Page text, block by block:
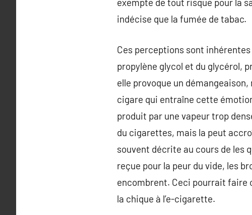
indécise que la fumée de tabac.
Ces perceptions sont
propylène glycol et du glycérol,
elle provoque un
cigare qui entraîne cette
produit par une vapeur trop
du cigarettes, mais la peut
souvent décrite au cours de les
reçue pour la peur du vide, les
encombrent. Ceci pourrait faire
la chique à l’e-cigarette.